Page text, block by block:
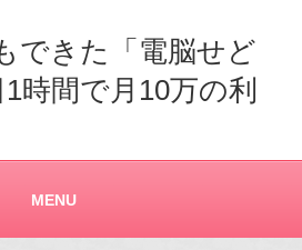
できた「電脳せど
時間で月10万の利
MENU